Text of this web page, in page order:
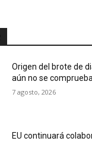
Origen del brote de
aún no se
7 agosto, 2026
EU continuará